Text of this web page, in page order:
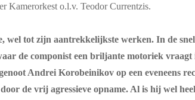
Kamerorkest o.l.v. Teodor Currentzis.
wel tot zijn aantrekkelijkste werken. In de
de componist een briljante motoriek
Andrei Korobeinikov op een eveneens
de vrij agressieve opname. Al is hij wel